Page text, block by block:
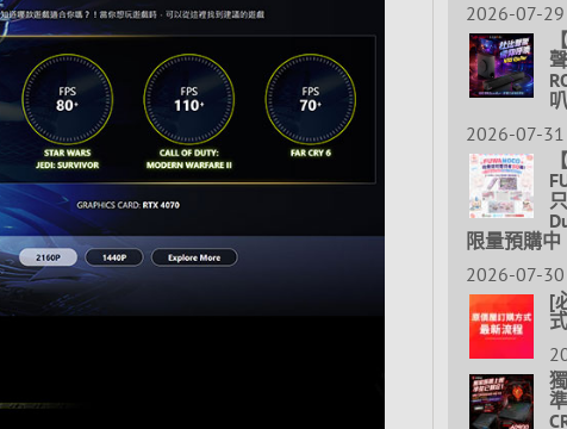
2026-07-29
2026-07-31
限量預購中
2026-07-30
[